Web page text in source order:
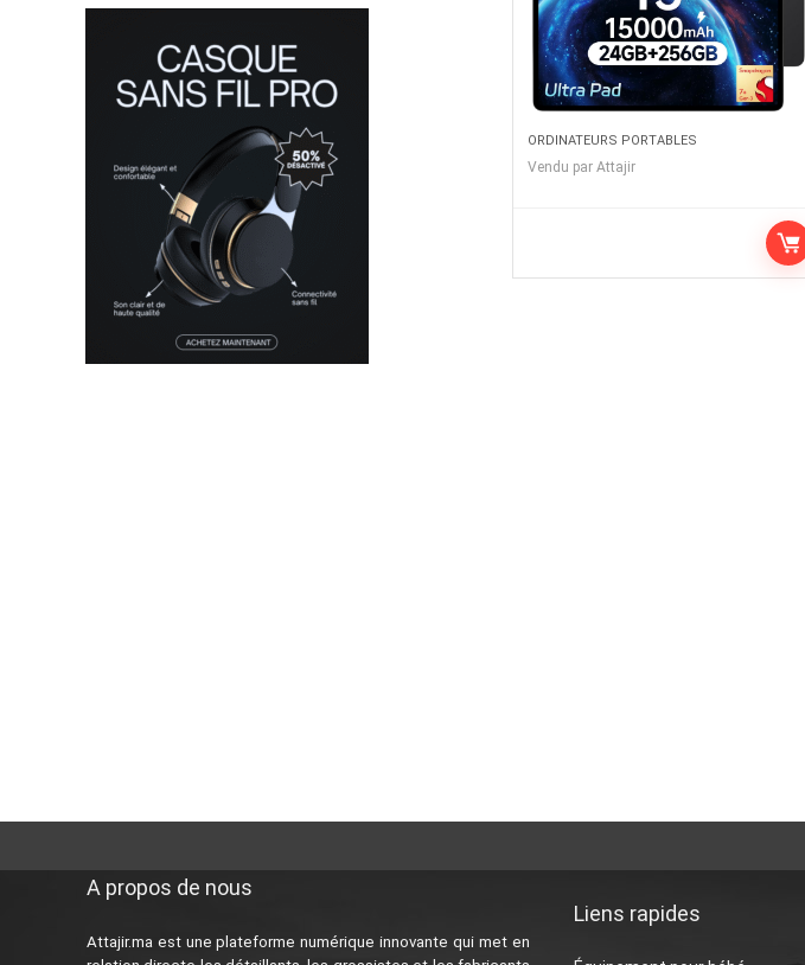
ORDINATEURS PORTABLES
Vendu par Attajir
A propos de nous
Attajir.ma est une plateforme numérique innovante qui met en
Liens rapides